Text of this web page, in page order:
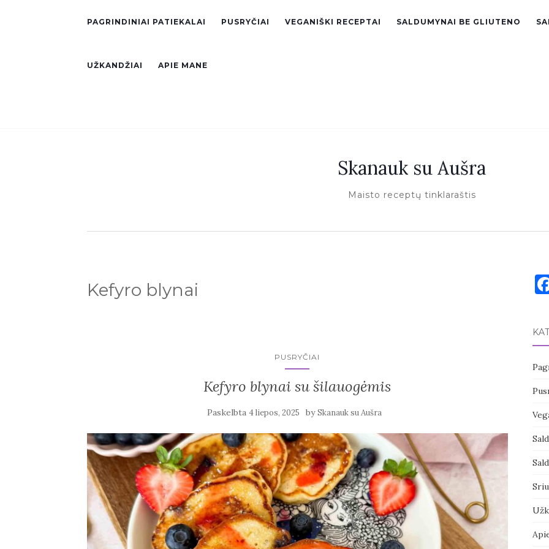
PAGRINDINIAI PATIEKALAI PUSRYČIAI VEGANIŠKI RECEPTAI SALDUMYNAI BE GLIUTENO
UŽKANDŽIAI APIE MANE
Skanauk su Aušra
Maisto receptų tinklaraštis
Kefyro blynai
PUSRYČIAI
Kefyro blynai su šilauogėmis
Paskelbta 4 liepos, 2025 bySkanauk su Aušra